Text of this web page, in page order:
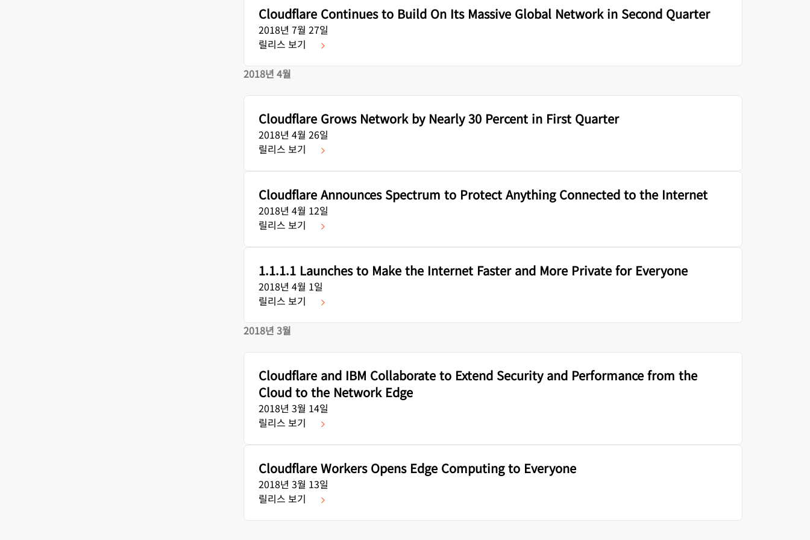
Cloudflare Continues to Build On Its Massive Global Network in Second Quarter
2018년 7월 27일
릴리스 보기
2018년 4월
Cloudflare Grows Network by Nearly 30 Percent in First Quarter
2018년 4월 26일
릴리스 보기
Cloudflare Announces Spectrum to Protect Anything Connected to the Internet
2018년 4월 12일
릴리스 보기
1.1.1.1 Launches to Make the Internet Faster and More Private for Everyone
2018년 4월 1일
릴리스 보기
2018년 3월
Cloudflare and IBM Collaborate to Extend Security and Performance from the
Cloud to the Network Edge
2018년 3월 14일
릴리스 보기
Cloudflare Workers Opens Edge Computing to Everyone
2018년 3월 13일
릴리스 보기